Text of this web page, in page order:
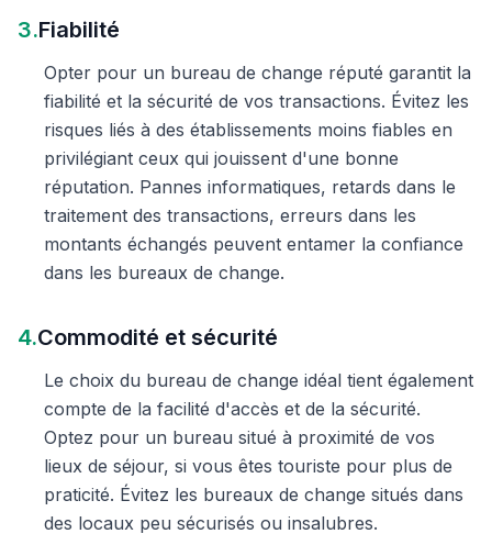
3.Fiabilité
Opter pour un bureau de change réputé garantit la
fiabilité et la sécurité de vos transactions. Évitez les
risques liés à des établissements moins fiables en
privilégiant ceux qui jouissent d'une bonne
réputation. Pannes informatiques, retards dans le
traitement des transactions, erreurs dans les
montants échangés peuvent entamer la confiance
dans les bureaux de change.
4.Commodité et sécurité
Le choix du bureau de change idéal tient également
compte de la facilité d'accès et de la sécurité.
Optez pour un bureau situé à proximité de vos
lieux de séjour, si vous êtes touriste pour plus de
praticité. Évitez les bureaux de change situés dans
des locaux peu sécurisés ou insalubres.